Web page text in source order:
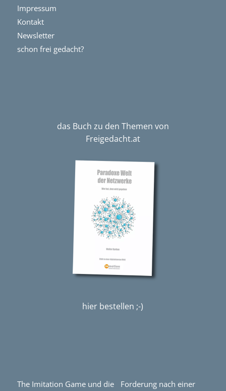
Impressum
Kontakt
Newsletter
schon frei gedacht?
das Buch zu den Themen von
Freigedacht.at
hier bestellen ;-)
The Imitation Game und die Forderung nach einer